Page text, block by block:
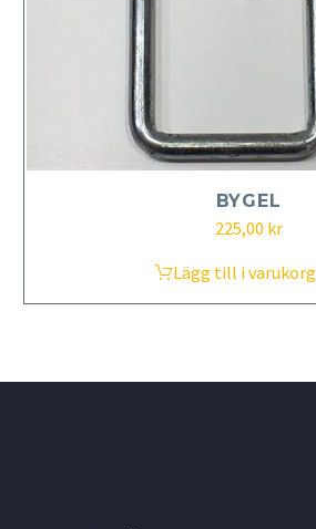
BYGEL
225,00 kr
Lägg till i varukorg